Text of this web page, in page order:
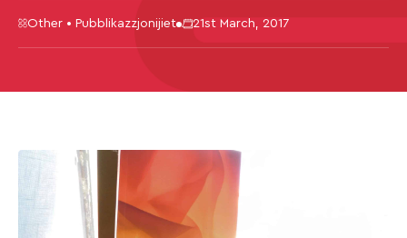
Other • Pubblikazzjonijiet 21st March, 2017